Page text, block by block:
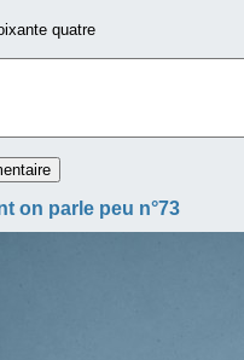
quatre
on parle peu n°73